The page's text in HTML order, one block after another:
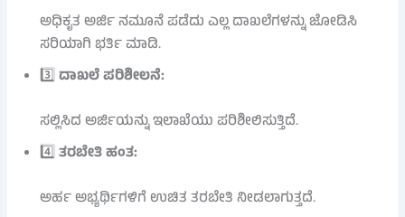
ಅಧಿಕೃತ ಅರ್ಜಿ ನಮೂನೆ ಪಡೆದು ಎಲ್ಲ ದಾಖಲೆಗಳನ್ನು ಜೋಡಿಸಿ
ಸರಿಯಾಗಿ ಭರ್ತಿ ಮಾಡಿ.
3️⃣ದಾಖಲೆ ಪರಿಶೀಲನೆ:
ಸಲ್ಲಿಸಿದ ಅರ್ಜಿಯನ್ನು ಇಲಾಖೆಯು ಪರಿಶೀಲಿಸುತ್ತಿದೆ.
4️⃣ತರಬೇತಿ ಹಂತ:
ಅರ್ಹ ಅಭ್ಯರ್ಥಿಗಳಿಗೆ ಉಚಿತ ತರಬೇತಿ ನೀಡಲಾಗುತ್ತದೆ.